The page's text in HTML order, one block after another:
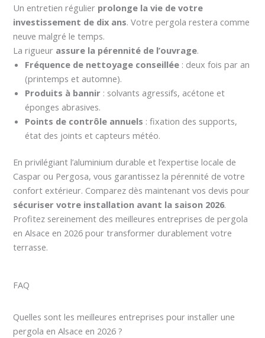
Un entretien régulier prolonge la vie de votre
investissement de dix ans. Votre pergola restera comme
neuve malgré le temps.
La rigueur assure la pérennité de l’ouvrage.
Fréquence de nettoyage conseillée : deux fois par an
(printemps et automne).
Produits à bannir : solvants agressifs, acétone et
éponges abrasives.
Points de contrôle annuels : fixation des supports,
état des joints et capteurs météo.
En privilégiant l’aluminium durable et l’expertise locale de
Caspar ou Pergosa, vous garantissez la pérennité de votre
confort extérieur. Comparez dès maintenant vos devis pour
sécuriser votre installation avant la saison 2026.
Profitez sereinement des meilleures entreprises de pergola
en Alsace en 2026 pour transformer durablement votre
terrasse.
FAQ
Quelles sont les meilleures entreprises pour installer une
pergola en Alsace en 2026 ?